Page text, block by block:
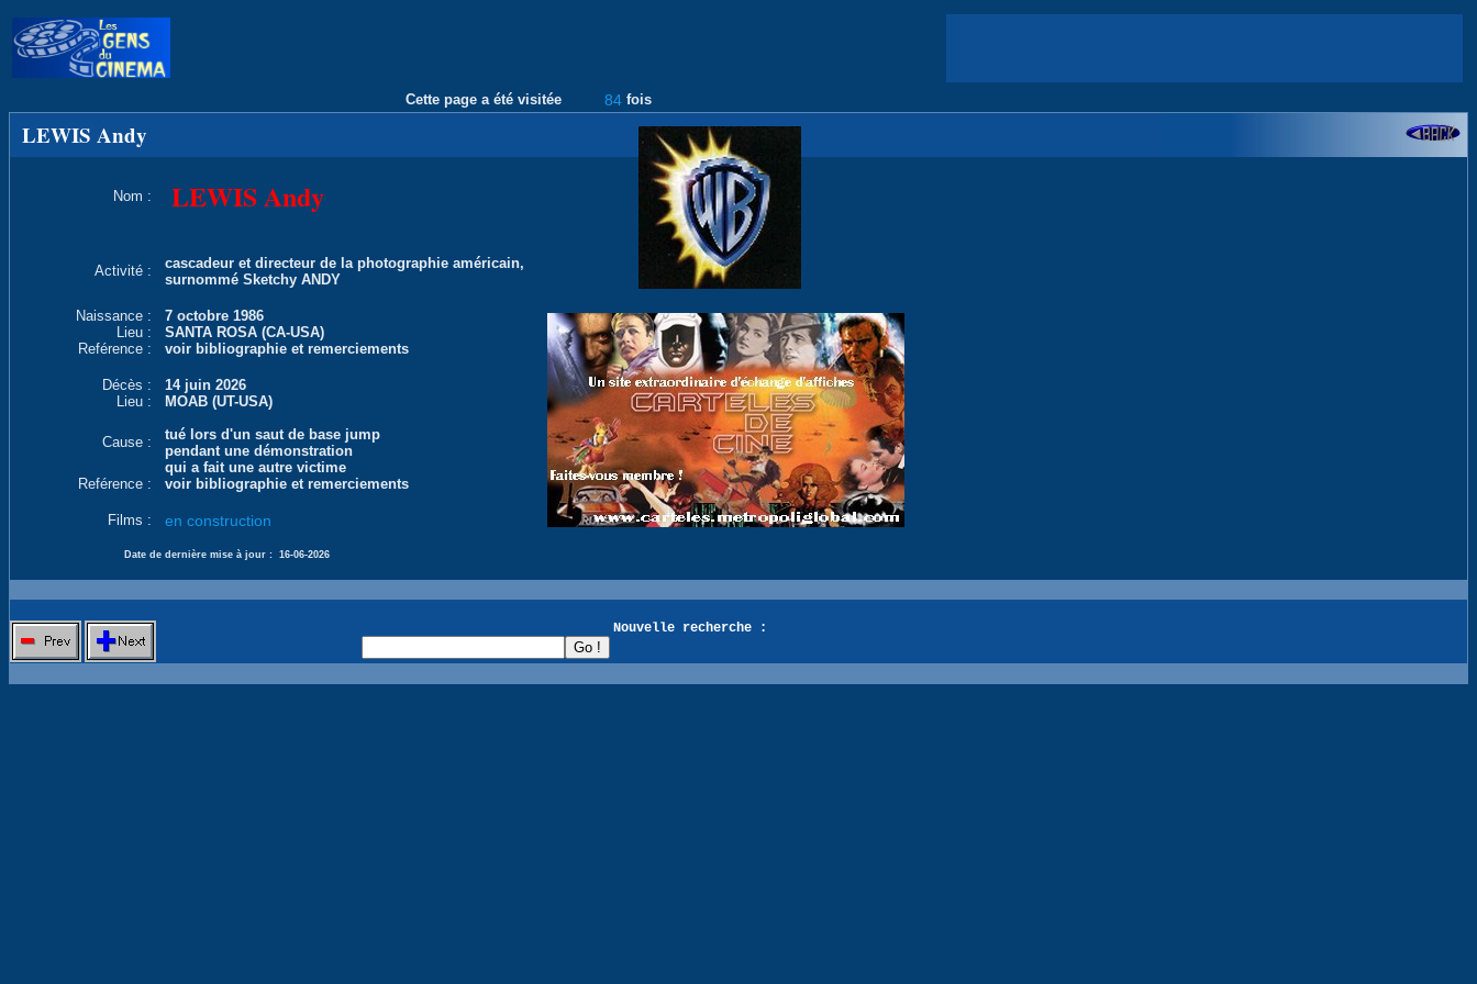
Cette page a été visitée 84 fois
LEWIS Andy
Nom : LEWIS Andy
Activité :
cascadeur et directeur de la photographie américain,
surnommé Sketchy ANDY
Naissance :
7 octobre 1986
Lieu :
SANTA ROSA (CA-USA)
Reférence :
voir bibliographie et remerciements
Décès :
14 juin 2026
Lieu :
MOAB (UT-USA)
Cause :
tué lors d'un saut de base jump
pendant une démonstration
qui a fait une autre victime
Reférence :
voir bibliographie et remerciements
Films : en construction
Date de dernière mise à jour : 16-06-2026
Nouvelle recherche :